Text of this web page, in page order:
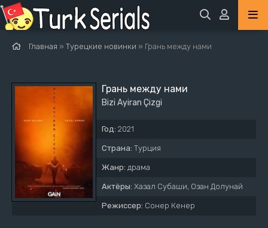
Главная » Турецкие новинки » Грань между нами
Грань между нами
Bizi Ayiran Çizgi
Год: 2021
Страна: Турция
Жанр: драма
Актёры: Хазал Субаши, Озан Долунай
Режиссер: Сонер Кенер